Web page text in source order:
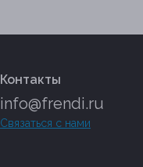
Контакты
info@frendi.ru
Связаться с нами